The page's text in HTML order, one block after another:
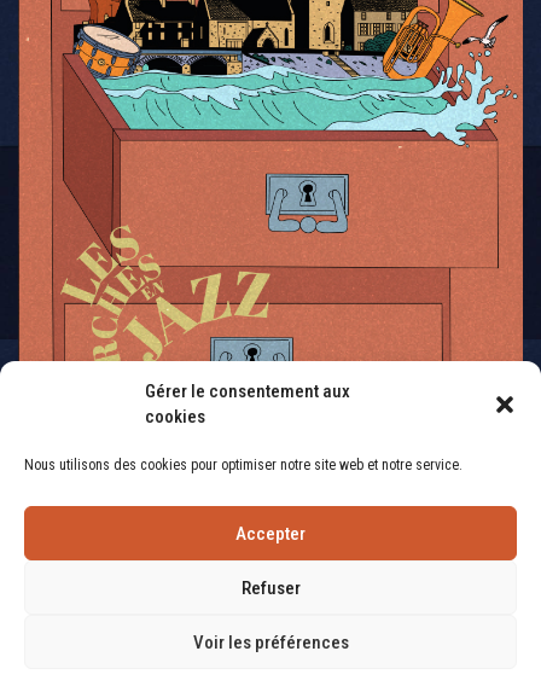
Gérer le consentement aux
cookies
Nous utilisons des cookies pour optimiser notre site web et notre service.
Accepter
Refuser
Voir les préférences
© 2026 Les Arches en Jazz. Tous droits réservés | Conception :